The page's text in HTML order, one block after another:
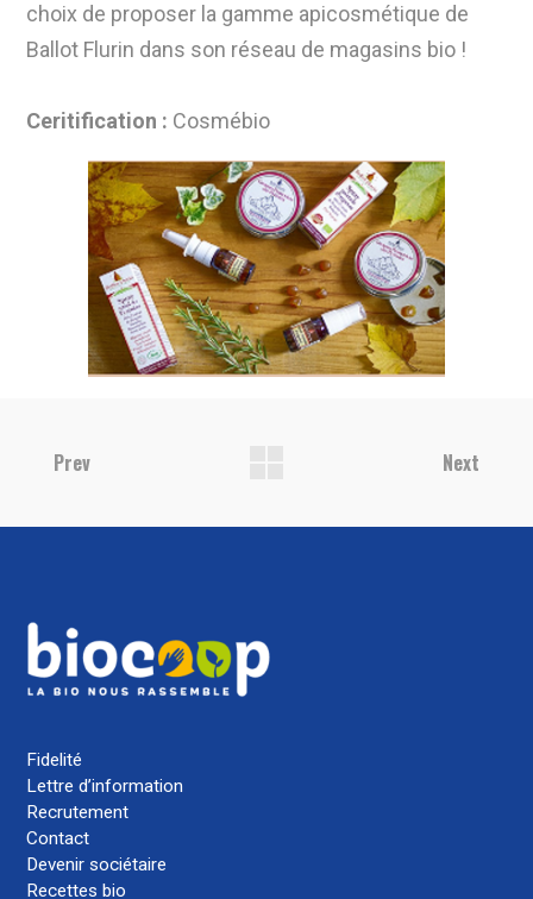
choix de proposer la gamme apicosmétique de
Ballot Flurin dans son réseau de magasins bio !
Ceritification : Cosmébio
Prev Next
Fidelité
Lettre d’information
Recrutement
Contact
Devenir sociétaire
Recettes bio